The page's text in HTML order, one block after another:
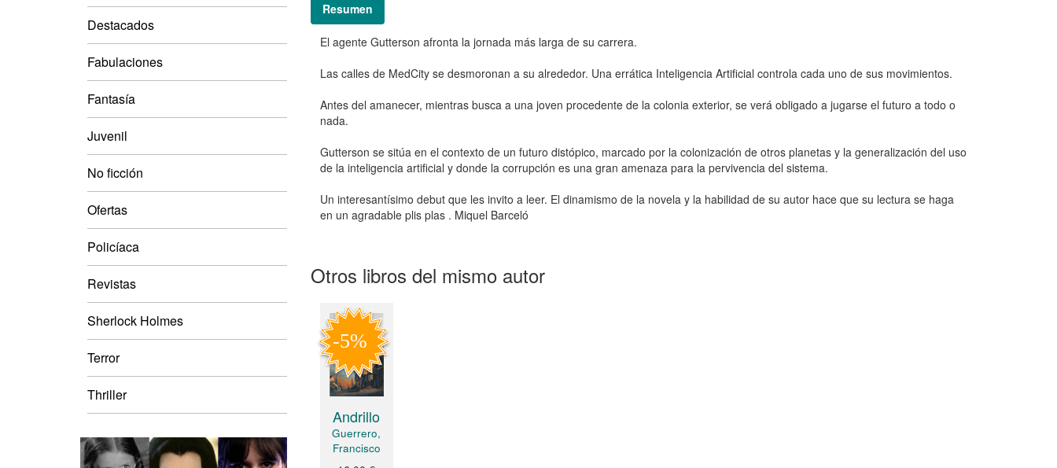
Destacados
Fabulaciones
Fantasía
Juvenil
No ficción
Ofertas
Policíaca
Revistas
Sherlock Holmes
Terror
Thriller
Resumen
El agente Gutterson afronta la jornada más larga de su carrera.
Las calles de MedCity se desmoronan a su alrededor. Una errática Inteligencia Artificial controla cada uno de sus movimientos.
Antes del amanecer, mientras busca a una joven procedente de la colonia exterior, se verá obligado a jugarse el futuro a todo o
nada.
Gutterson se sitúa en el contexto de un futuro distópico, marcado por la colonización de otros planetas y la generalización del uso
de la inteligencia artificial y donde la corrupción es una gran amenaza para la pervivencia del sistema.
Un interesantísimo debut que les invito a leer. El dinamismo de la novela y la habilidad de su autor hace que su lectura se haga
en un agradable plis plas . Miquel Barceló
Otros libros del mismo autor
Andrillo
Guerrero,
Francisco